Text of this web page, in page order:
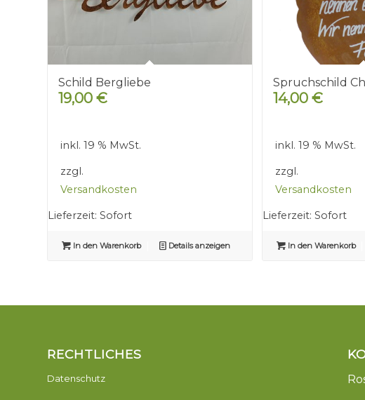
Schild Bergliebe
19,00 €
inkl. 19 % MwSt.
zzgl.
Versandkosten
Lieferzeit: Sofort
In den Warenkorb Details anzeigen
Spruchschild
14,00 €
inkl. 19 % MwSt.
zzgl.
Versandkosten
Lieferzeit: Sofort
In den Warenkorb
RECHTLICHES
Datenschutz